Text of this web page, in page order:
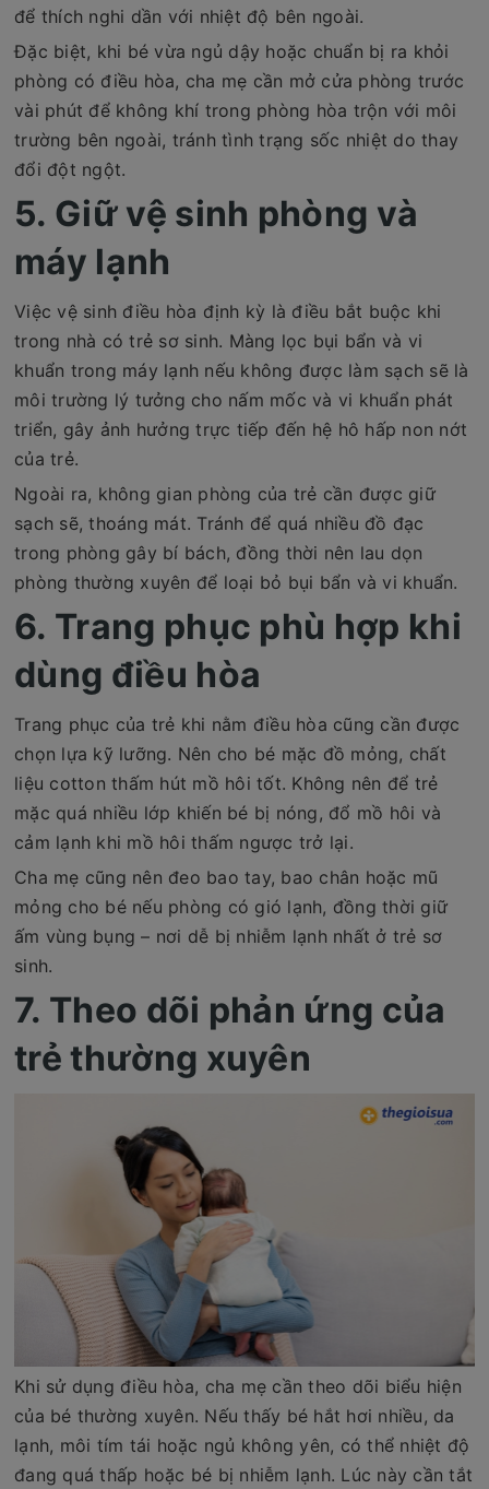
để thích nghi dần với nhiệt độ bên ngoài.
Đặc biệt, khi bé vừa ngủ dậy hoặc chuẩn bị ra khỏi
phòng có điều hòa, cha mẹ cần mở cửa phòng trước
vài phút để không khí trong phòng hòa trộn với môi
trường bên ngoài, tránh tình trạng sốc nhiệt do thay
đổi đột ngột.
5. Giữ vệ sinh phòng và
máy lạnh
Việc vệ sinh điều hòa định kỳ là điều bắt buộc khi
trong nhà có trẻ sơ sinh. Màng lọc bụi bẩn và vi
khuẩn trong máy lạnh nếu không được làm sạch sẽ là
môi trường lý tưởng cho nấm mốc và vi khuẩn phát
triển, gây ảnh hưởng trực tiếp đến hệ hô hấp non nớt
của trẻ.
Ngoài ra, không gian phòng của trẻ cần được giữ
sạch sẽ, thoáng mát. Tránh để quá nhiều đồ đạc
trong phòng gây bí bách, đồng thời nên lau dọn
phòng thường xuyên để loại bỏ bụi bẩn và vi khuẩn.
6. Trang phục phù hợp khi
dùng điều hòa
Trang phục của trẻ khi nằm điều hòa cũng cần được
chọn lựa kỹ lưỡng. Nên cho bé mặc đồ mỏng, chất
liệu cotton thấm hút mồ hôi tốt. Không nên để trẻ
mặc quá nhiều lớp khiến bé bị nóng, đổ mồ hôi và
cảm lạnh khi mồ hôi thấm ngược trở lại.
Cha mẹ cũng nên đeo bao tay, bao chân hoặc mũ
mỏng cho bé nếu phòng có gió lạnh, đồng thời giữ
ấm vùng bụng – nơi dễ bị nhiễm lạnh nhất ở trẻ sơ
sinh.
7. Theo dõi phản ứng của
trẻ thường xuyên
Khi sử dụng điều hòa, cha mẹ cần theo dõi biểu hiện
của bé thường xuyên. Nếu thấy bé hắt hơi nhiều, da
lạnh, môi tím tái hoặc ngủ không yên, có thể nhiệt độ
đang quá thấp hoặc bé bị nhiễm lạnh. Lúc này cần tắt